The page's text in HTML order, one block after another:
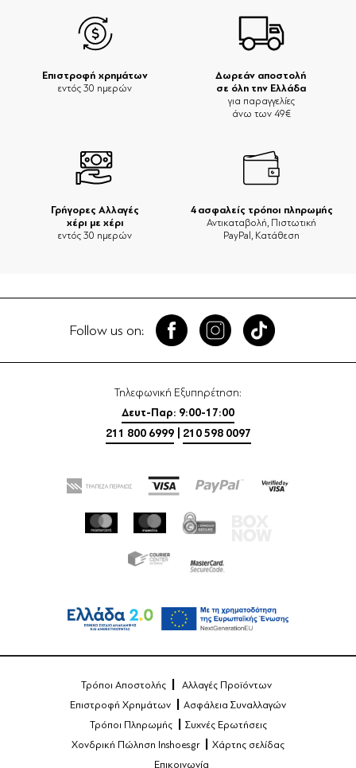
Δωρεάν αποστολή
σε όλη την Ελλάδα
για παραγγελίες
άνω των 49€
Επιστροφή χρημάτων
εντός 30 ημερών
Γρήγορες Αλλαγές
χέρι με χέρι
εντός 30 ημερών
4 ασφαλείς τρόποι πληρωμής
Αντικαταβολή, Πιστωτική
PayPal, Κατάθεση
Follow us on:
Τηλεφωνική Εξυπηρέτηση:
Δευτ-Παρ: 9:00-17:00
211 800 6999
210 598 0097
Τρόποι Αποστολής
Αλλαγές Προϊόντων
Επιστροφή Χρημάτων
Ασφάλεια Συναλλαγών
Τρόποι Πληρωμής
Συχνές Ερωτήσεις
Χονδρική Πώληση Inshoes.gr
Χάρτης σελίδας
Επικοινωνία